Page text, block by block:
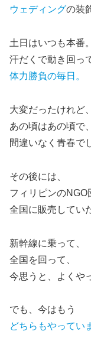
ウェディングの装
土日はいつも本番。
汗だくで動き回っ
体力勝負の毎日。
大変だったけれど、
あの頃はあの頃で、
間違いなく青春で
その後には、
フィリピンのNGO
全国に販売してい
新幹線に乗って、
全国を回って、
今思うと、よくや
でも、今はもう
どちらもやってい